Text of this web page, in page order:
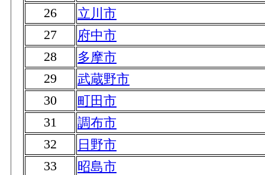
26
立川市
27
府中市
28
多摩市
29
武蔵野市
30
町田市
31
調布市
32
日野市
33
昭島市